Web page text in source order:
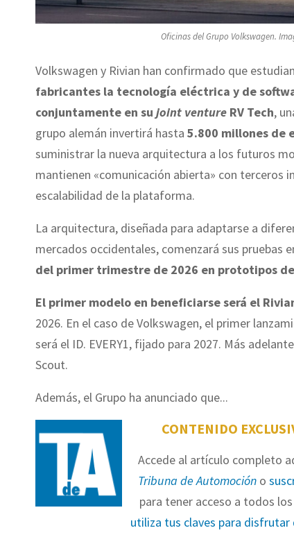
Oficinas del Grupo Volkswagen.
Volkswagen y Rivian han confirmado que estudian
fabricantes la tecnología eléctrica y de
conjuntamente en su joint venture RV Tech,
grupo alemán invertirá hasta 5.800 millones de
suministrar la nueva arquitectura a los futuros
mantienen «comunicación abierta» con terceros
escalabilidad de la plataforma.
La arquitectura, diseñada para adaptarse a
mercados occidentales, comenzará sus pruebas
del primer trimestre de 2026 en prototipos
El primer modelo en beneficiarse será el
2026. En el caso de Volkswagen, el primer
será el ID. EVERY1, fijado para 2027. Más
Scout.
Además, el Grupo ha anunciado que...
CONTENIDO
Accede al artículo completo
Tribuna de Automocióno
para tener acceso a todos
utiliza tus claves para